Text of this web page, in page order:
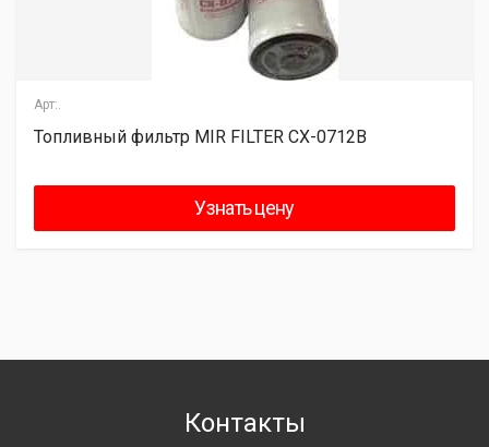
Арт:.
Топливный фильтр MIR FILTER CX-0712B
Узнать цену
Контакты